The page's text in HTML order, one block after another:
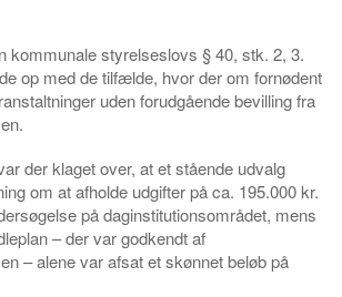
kommunale styrelseslovs § 40, stk. 2, 3.
op med de tilfælde, hvor der om fornødent
uden forudgående bevilling fra
der klaget over, at et stående udvalg
om at afholde udgifter på ca. 195.000 kr.
på daginstitutionsområdet, mens
– der var godkendt af
– alene var afsat et skønnet beløb på